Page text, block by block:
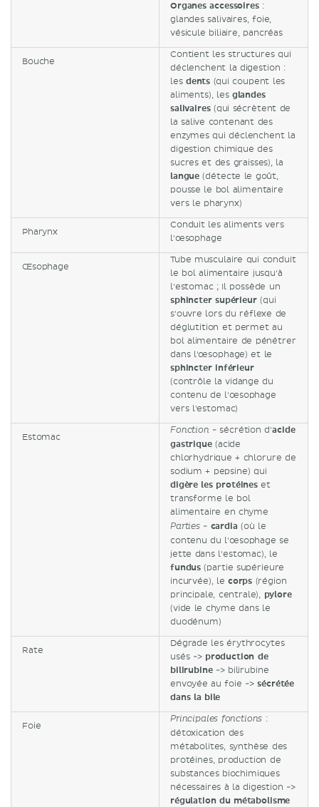
Organes accessoires:
glandes salivaires, foie,
vésicule biliaire, pancréas
Bouche
Contient les structures qui
déclenchent la digestion :
les dents (qui coupent les
aliments), les glandes
salivaires(qui sécrètent de
la salive contenant des
enzymes qui déclenchent la
digestion chimique des
sucres et des graisses), la
langue (détecte le goût,
pousse le bol alimentaire
vers le pharynx)
Pharynx
Conduit les aliments vers
l'œsophage
Œsophage
Tube musculaire qui conduit
le bol alimentaire jusqu'à
l'estomac ; Il possède un
sphincter supérieur(qui
s'ouvre lors du réflexe de
déglutition et permet au
bol alimentaire de pénétrer
dans l'œsophage) et le
sphincter inférieur
(contrôle la vidange du
contenu de l'œsophage
vers l'estomac)
Estomac
Fonction- sécrétion d'acide
gastrique(acide
chlorhydrique + chlorure de
sodium + pepsine) qui
digère les protéines et
transforme le bol
alimentaire en chyme
Parties- cardia (où le
contenu du l'œsophage se
jette dans l'estomac), le
fundus (partie supérieure
incurvée), le corps (région
principale, centrale), pylore
(vide le chyme dans le
duodénum)
Rate
Dégrade les érythrocytes
usés -> production de
bilirubine-> bilirubine
envoyée au foie ->sécrétée
dans la bile
Foie
Principales fonctions :
détoxication des
métabolites, synthèse des
protéines, production de
substances biochimiques
nécessaires à la digestion ->
régulation du métabolisme